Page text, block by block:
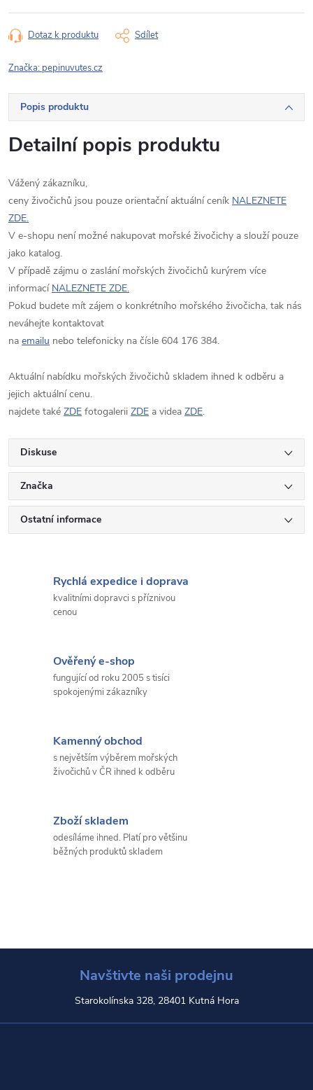
Dotaz k produktu Sdílet
Značka: pepinuvutes.cz
Popis produktu
Detailní popis produktu
Vážený zákazníku,
ceny živočichů jsou pouze orientační aktuální ceník NALEZNETE
ZDE.
V e-shopu není možné nakupovat mořské živočichy a slouží pouze
jako katalog.
V případě zájmu o zaslání mořských živočichů kurýrem více
informací NALEZNETE ZDE.
Pokud budete mít zájem o konkrétního mořského živočicha, tak nás
neváhejte kontaktovat
na emailu nebo telefonicky na čísle 604 176 384.
Aktuální nabídku mořských živočichů skladem ihned k odběru a
jejich aktuální cenu.
najdete také ZDE fotogalerii ZDE a videa ZDE.
Diskuse
Značka
Ostatní informace
Rychlá expedice i doprava
kvalitními dopravci s příznivou
cenou
Ověřený e-shop
fungující od roku 2005 s tisíci
spokojenými zákazníky
Kamenný obchod
s největším výběrem mořských
živočichů v ČR ihned k odběru
Zboží skladem
odesíláme ihned. Platí pro většinu
běžných produktů skladem
Navštivte naši prodejnu
Starokolínska 328, 28401 Kutná Hora